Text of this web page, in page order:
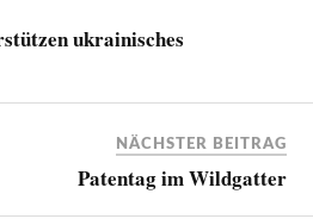
ukrainisches
NÄCHSTER BEITRAG
Patentag im Wildgatter